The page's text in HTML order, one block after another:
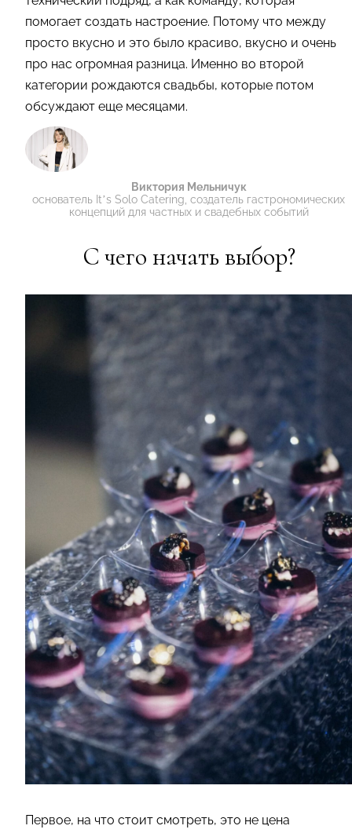
помогает создать настроение. Потому что между
просто вкусно и это было красиво, вкусно и очень
про нас огромная разница. Именно во второй
категории рождаются свадьбы, которые потом
обсуждают еще месяцами.
Виктория Мельничук
основатель It’s Solo Catering, создатель гастрономических
концепций для частных и свадебных событий
С чего начать выбор?
Первое, на что стоит смотреть, это не цена